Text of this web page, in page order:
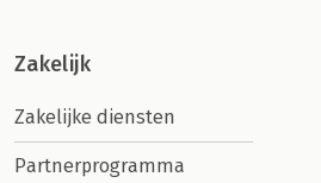
Zakelijk
Zakelijke diensten
Partnerprogramma